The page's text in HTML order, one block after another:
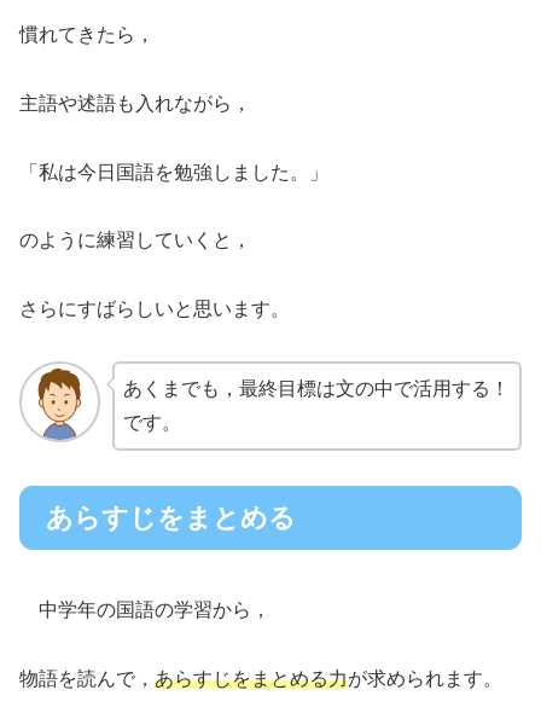
慣れてきたら，
主語や述語も入れながら，
「私は今日国語を勉強しました。」
のように練習していくと，
さらにすばらしいと思います。
あくまでも，最終目標は文の中で活用する！
です。
あらすじをまとめる
中学年の国語の学習から，
物語を読んで， あらすじをまとめる力が求められます。